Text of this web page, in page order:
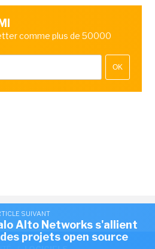
comme plus de 50000
OK
SUIVANT
Alto Networks s'allient
projets open source